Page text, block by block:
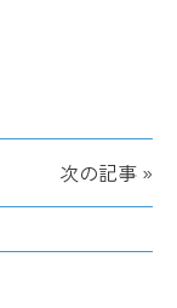
次の記事 »